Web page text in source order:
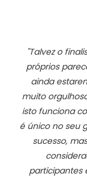
"Talvez o
próprios
ainda
muito
isto funciona
é único no seu
sucesso,
participantes